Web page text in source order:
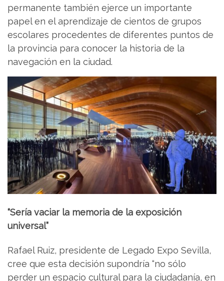
permanente también ejerce un importante
papel en el aprendizaje de cientos de grupos
escolares procedentes de diferentes puntos de
la provincia para conocer la historia de la
navegación en la ciudad.
“Sería vaciar la memoria de la exposición
universal”
Rafael Ruiz, presidente de Legado Expo Sevilla,
cree que esta decisión supondría “no sólo
perder un espacio cultural para la ciudadanía, en